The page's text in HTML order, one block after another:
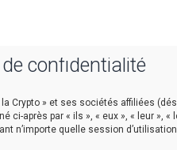
confidentialité
Crypto » et ses sociétés affiliées
après par « ils », « eux », « leur », «
n’importe quelle session